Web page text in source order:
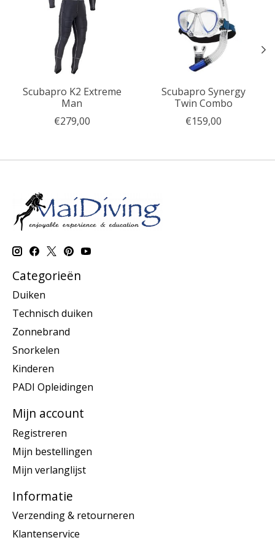
Scubapro K2 Extreme
Man
€279,00
Scubapro Synergy
Twin Combo
€159,00
Categorieën
Duiken
Technisch duiken
Zonnebrand
Snorkelen
Kinderen
PADI Opleidingen
Mijn account
Registreren
Mijn bestellingen
Mijn verlanglijst
Informatie
Verzending & retourneren
Klantenservice